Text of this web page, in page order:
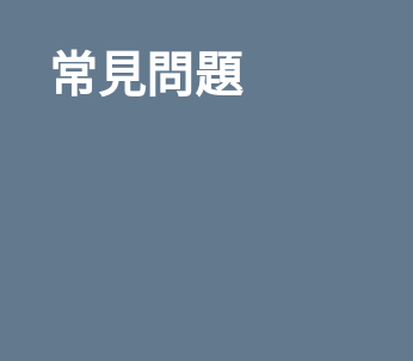
常見問題